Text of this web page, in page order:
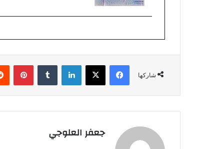
شاركها
فيسبوك ‫X لينكدإن
جعفر العلوجي